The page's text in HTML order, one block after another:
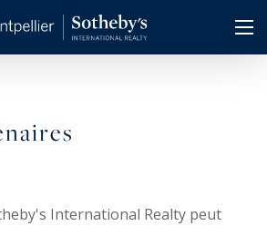
International Realty peut